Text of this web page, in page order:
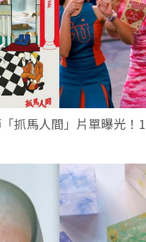
抓馬人間」片單曝光！